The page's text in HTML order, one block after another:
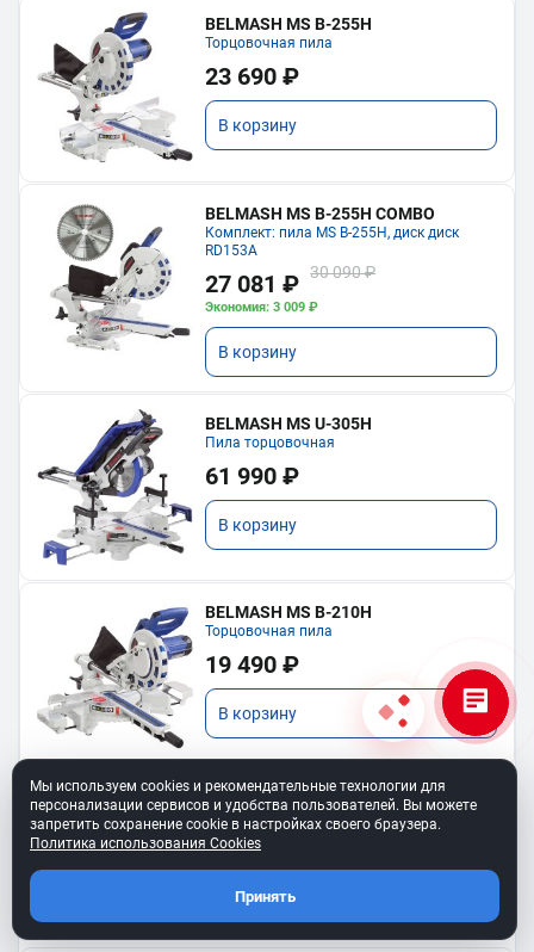
BELMASH MS B-255H
Торцовочная пила
23 690 ₽
В корзину
BELMASH MS B-255H COMBO
Комплект: пила MS B-255H, диск диск
RD153A
27 081 ₽ 30 090 ₽
Экономия: 3 009 ₽
В корзину
BELMASH MS U-305H
Пила торцовочная
61 990 ₽
В корзину
BELMASH MS B-210H
Торцовочная пила
19 490 ₽
В корзину
Показать еще
Мы используем cookies и рекомендательные технологии для
персонализации сервисов и удобства пользователей. Вы можете
запретить сохранение cookie в настройках своего браузера.
Политика использования Cookies
Принять